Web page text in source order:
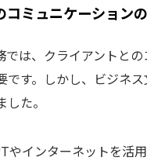
コミュニケーション
では、クライアントと
です。しかし、ビジネ
た。
やインターネットを活